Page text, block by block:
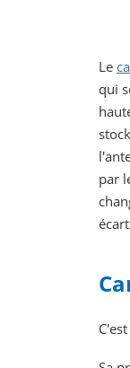
Le
qui
par